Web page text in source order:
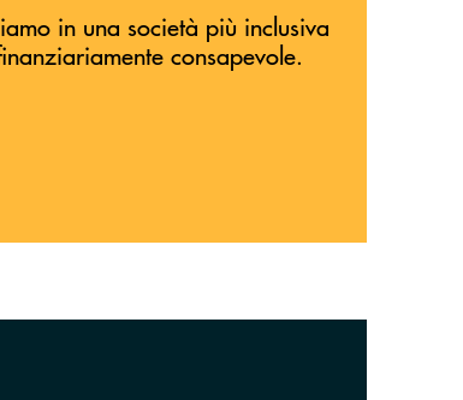
in una società più inclusiva
consapevole.